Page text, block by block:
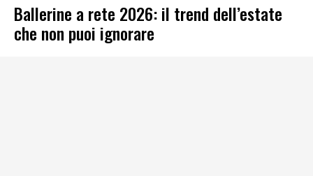
Ballerine a rete 2026: il trend dell’estate
che non puoi ignorare